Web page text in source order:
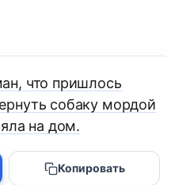
что пришлось
собаку мордой
на дом.
Копировать